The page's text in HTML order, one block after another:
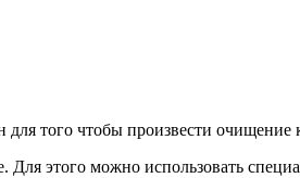
того чтобы произвести
этого можно использовать